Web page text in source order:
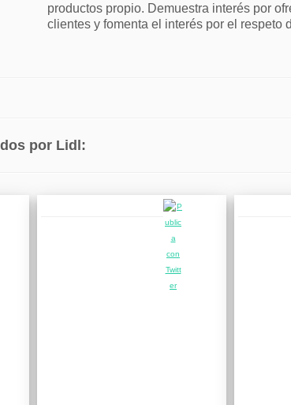
productos propio. Demuestra interés por
clientes y fomenta el interés por el respeto
por Lidl: